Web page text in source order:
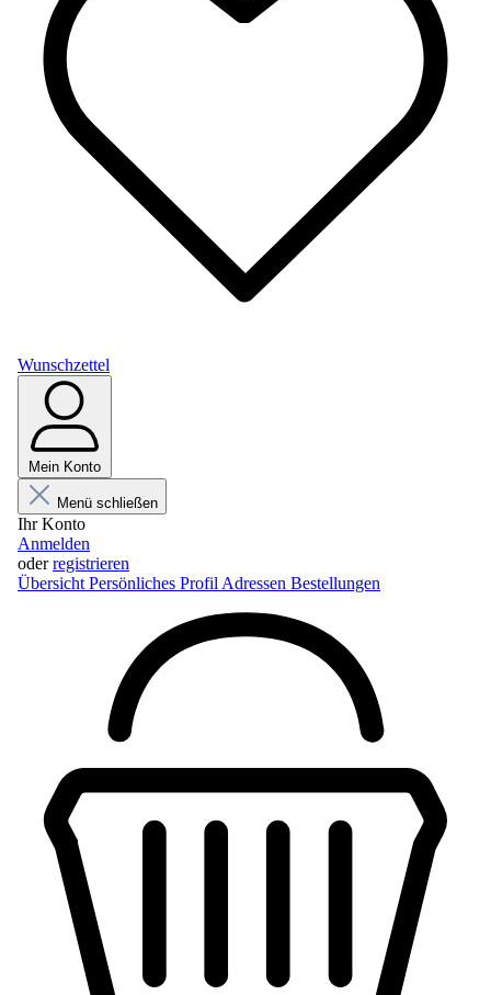
Wunschzettel
Mein Konto
Menü schließen
Ihr Konto
Anmelden
oderregistrieren
Übersicht Persönliches Profil Adressen Bestellungen